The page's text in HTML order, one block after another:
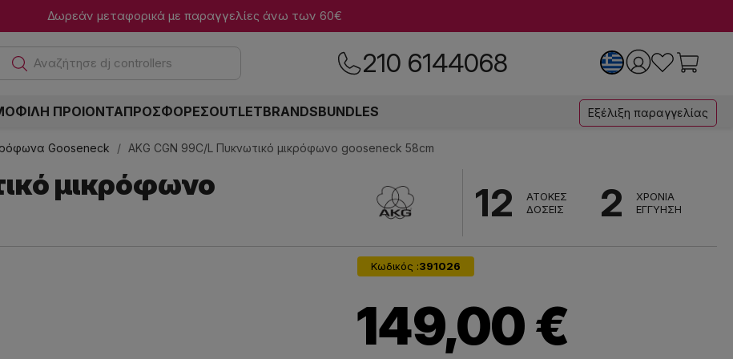
Δωρεάν μεταφορικά με παραγγελίες άνω των 60€
Ανα 210 6144068
ΠΡΟΙΟΝΤΑΠΡΟΣΦΟΡΕΣOUTLETBRANDSBUNDLES Εξέλιξη παραγγελίας
Gooseneck AKG CGN 99C/L Πυκνωτικό μικρόφωνο gooseneck 58cm
μικρόφωνο
12
ΑΤΟΚΕΣ
ΔΟΣΕΙΣ
2
ΧΡΟΝΙΑ
ΕΓΓΥΗΣΗ
Κωδικός :391026
149,00 €